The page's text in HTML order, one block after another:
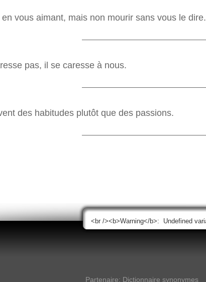
vous aimant, mais non mourir sans vous le dire.
pas, il se caresse à nous.
des habitudes plutôt que des passions.
Partenaire: Dictionnaire synonymes